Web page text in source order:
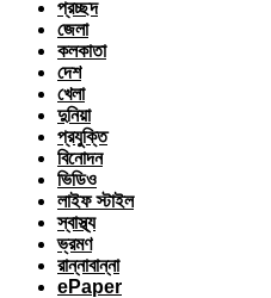
প্রচ্ছদ
জেলা
কলকাতা
দেশ
খেলা
দুনিয়া
প্রযুক্তি
বিনোদন
ভিডিও
লাইফ স্টাইল
স্বাস্থ্য
ভ্রমণ
রান্নাবান্না
ePaper